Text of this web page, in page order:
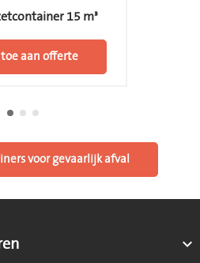
15 m³
toe aan offerte
voor gevaarlijk afval
